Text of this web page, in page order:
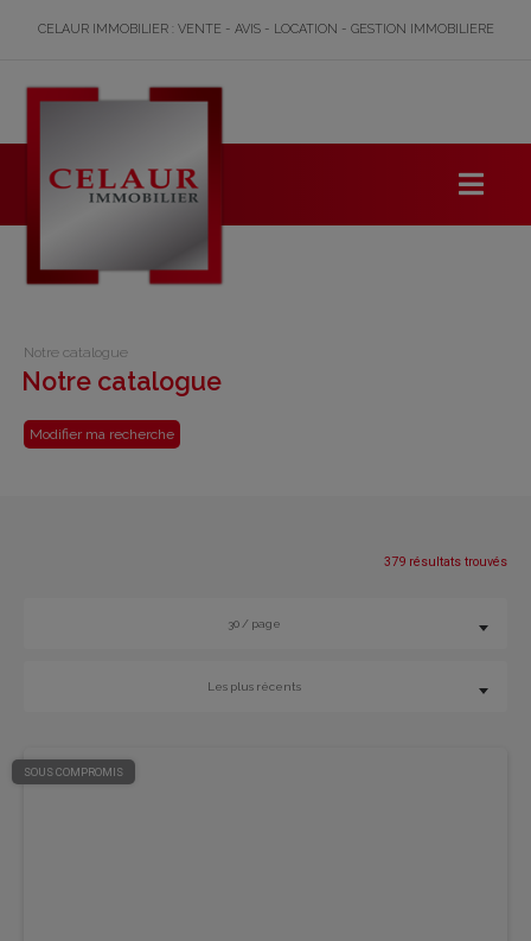
CELAUR IMMOBILIER : VENTE - AVIS - LOCATION - GESTION IMMOBILIERE
Notre catalogue
Notre catalogue
Modifier ma recherche
379 résultats trouvés
30 / page
Les plus récents
SOUS COMPROMIS